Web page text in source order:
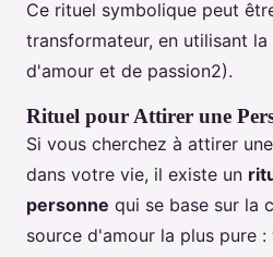
Ce rituel symbolique peut
transformateur, en utilisant
d'amour et de passion2).
Rituel pour Attirer une
Si vous cherchez à attirer
dans votre vie, il existe un
personne qui se base sur la
source d'amour la plus pure :